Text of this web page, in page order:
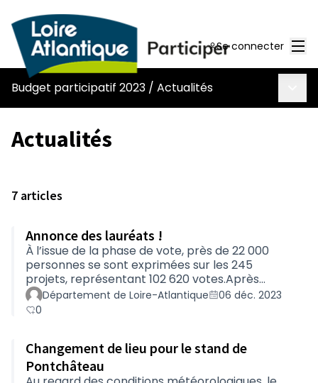
Se connecter
Budget participatif 2023 / Actualités
Actualités
7 articles
Annonce des lauréats !
À l’issue de la phase de vote, près de 22 000
personnes se sont exprimées sur les 245
projets, représentant 102 620 votes.Après
l’analyse des votes et afin d’assurer la diversité
géographique des projets sur l’ensemble du
canton, puis les projets ayant obtenu le plus de
votes (sans critère géographique), jusqu’à
atteindre au plus près l’enveloppe de 2 millions
Département de Loire-Atlantique
06 déc. 2023
0
Changement de lieu pour le stand de
Pontchâteau